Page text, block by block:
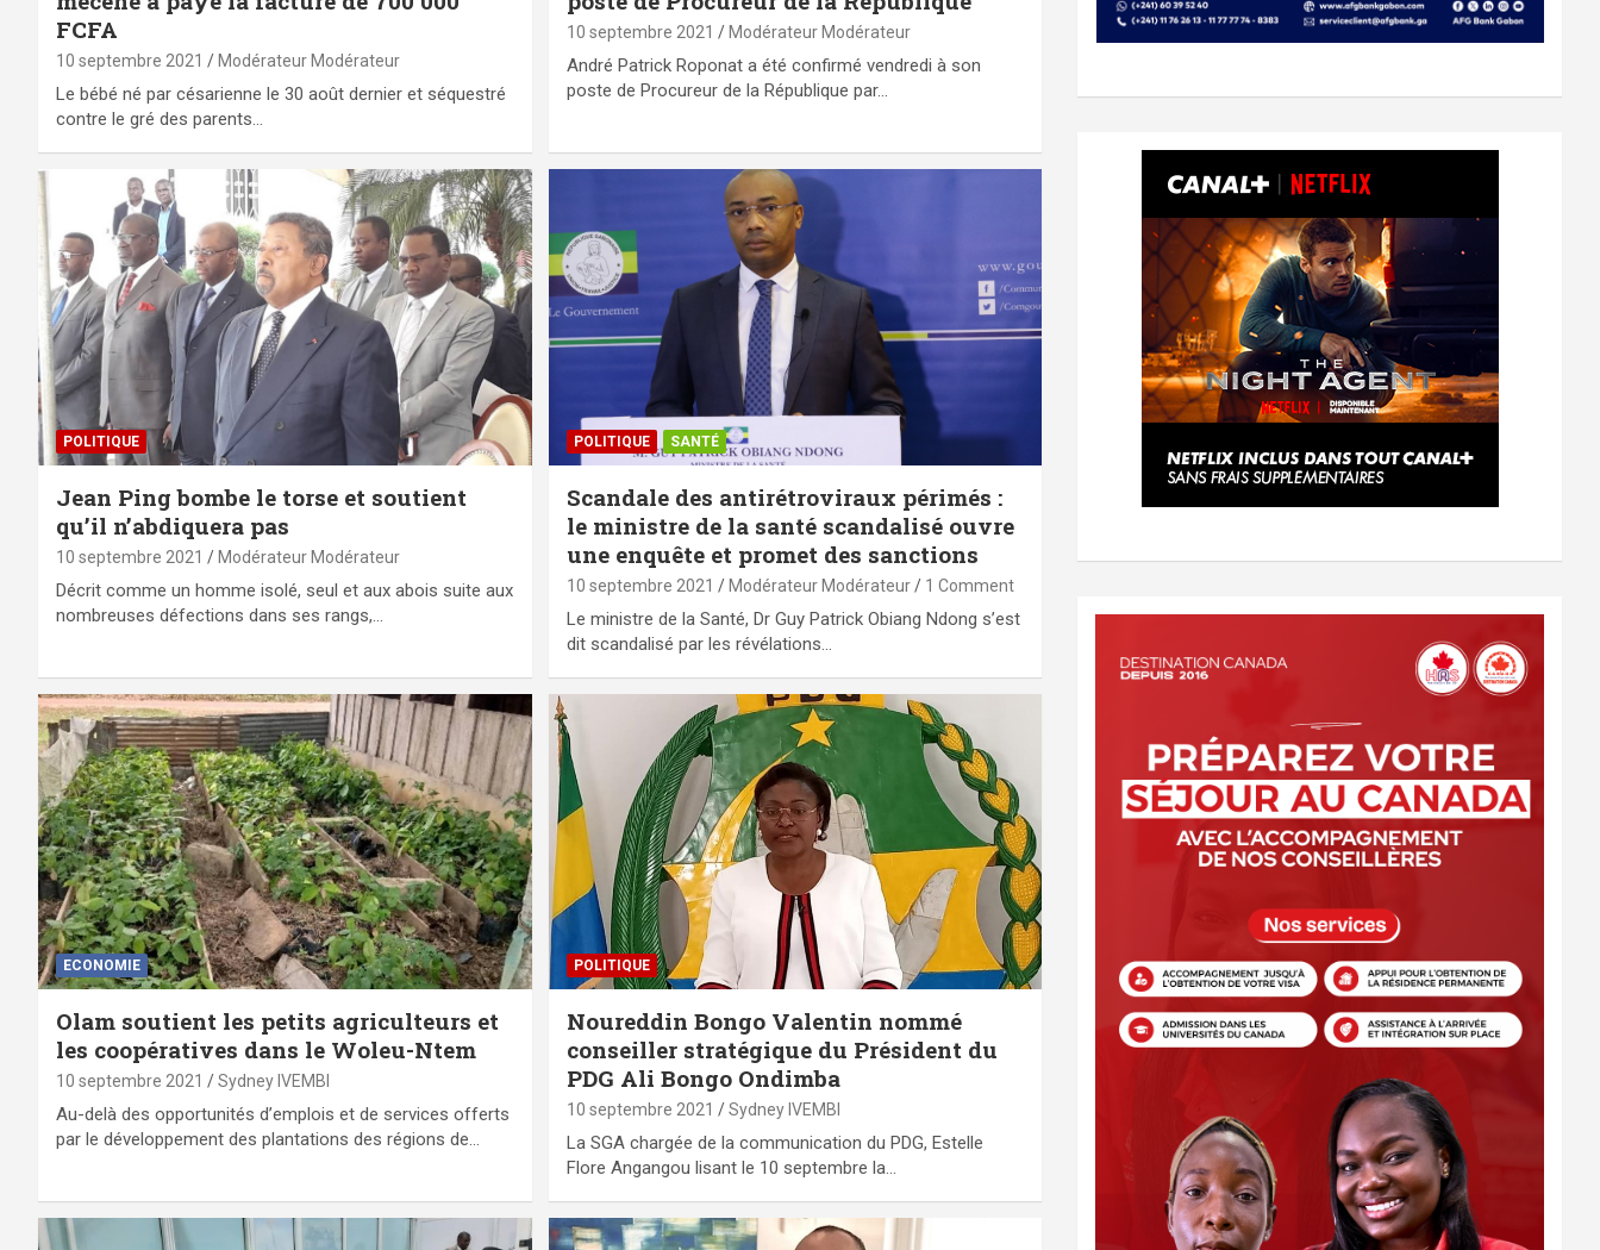
FCFA
10 septembre 2021 Modérateur Modérateur
Le bébé né par césarienne le 30 août dernier et séquestré
contre le gré des parents…
10 septembre 2021 Modérateur Modérateur
André Patrick Roponat a été confirmé vendredi à son
poste de Procureur de la République par…
POLITIQUE
Jean Ping bombe le torse et soutient
qu’il n’abdiquera pas
10 septembre 2021 Modérateur Modérateur
Décrit comme un homme isolé, seul et aux abois suite aux
nombreuses défections dans ses rangs,…
POLITIQUE SANTÉ
Scandale des antirétroviraux périmés :
le ministre de la santé scandalisé ouvre
une enquête et promet des sanctions
10 septembre 2021 Modérateur Modérateur 1 Comment
Le ministre de la Santé, Dr Guy Patrick Obiang Ndong s’est
dit scandalisé par les révélations…
ECONOMIE
Olam soutient les petits agriculteurs et
les coopératives dans le Woleu-Ntem
10 septembre 2021 Sydney IVEMBI
Au-delà des opportunités d’emplois et de services offerts
par le développement des plantations des régions de…
POLITIQUE
Noureddin Bongo Valentin nommé
conseiller stratégique du Président du
PDG Ali Bongo Ondimba
10 septembre 2021 Sydney IVEMBI
La SGA chargée de la communication du PDG, Estelle
Flore Angangou lisant le 10 septembre la…